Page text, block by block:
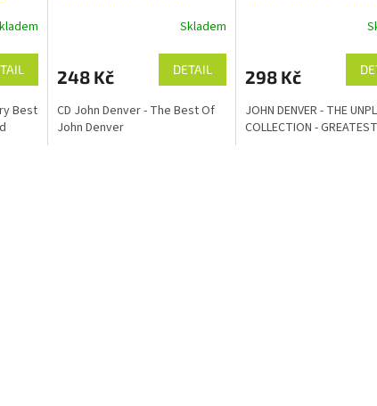
Best
Skladem
248 Kč DETAIL
CD John Denver - The Best Of
John Denver
298 Kč
JOHN DENVER - THE
COLLECTION -